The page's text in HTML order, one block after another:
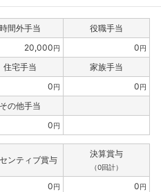
時間外手当
役職手当
20,000円 0円
住宅手当
家族手当
0円 0円
その他手当
0円
ンティブ賞与
決算賞与
（0回計）
0円 0円